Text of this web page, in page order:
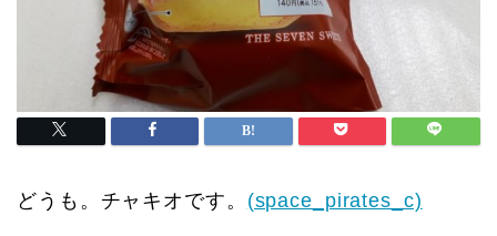
どうも。チャキオです。 (space_pirates_c)